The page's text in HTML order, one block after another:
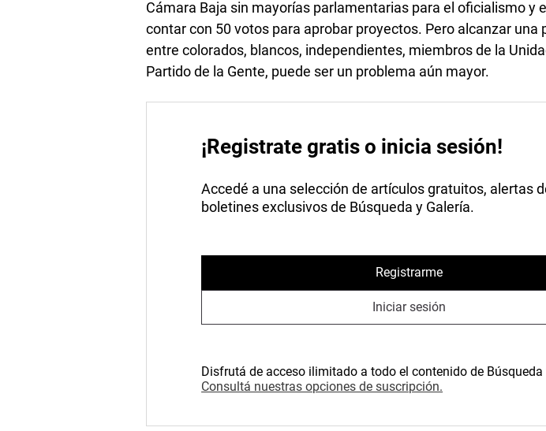
Cámara Baja sin mayorías parlamentarias para el oficialismo y
contar con 50 votos para aprobar proyectos. Pero alcanzar una
entre colorados, blancos, independientes, miembros de la
Partido de la Gente, puede ser un problema aún mayor.
¡Registrate gratis o inicia sesión!
Accedé a una selección de artículos gratuitos, alertas
boletines exclusivos de Búsqueda y Galería.
Registrarme
Iniciar sesión
Disfrutá de acceso ilimitado a todo el contenido de Búsqueda
Consultá nuestras opciones de suscripción.